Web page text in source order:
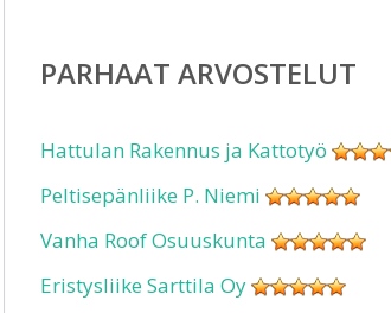
PARHAAT ARVOSTELUT
Hattulan Rakennus ja Kattotyö
Peltisepänliike P. Niemi
Vanha Roof Osuuskunta
Eristysliike Sarttila Oy